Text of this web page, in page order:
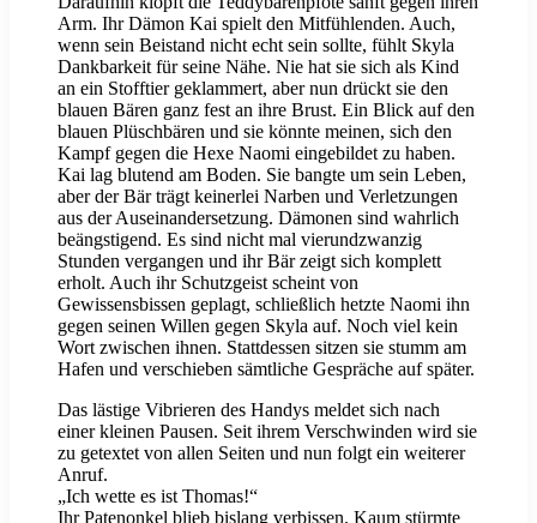
Arm. Ihr Dämon Kai spielt den Mitfühlenden. Auch,
wenn sein Beistand nicht echt sein sollte, fühlt Skyla
Dankbarkeit für seine Nähe. Nie hat sie sich als Kind
an ein Stofftier geklammert, aber nun drückt sie den
blauen Bären ganz fest an ihre Brust. Ein Blick auf den
blauen Plüschbären und sie könnte meinen, sich den
Kampf gegen die Hexe Naomi eingebildet zu haben.
Kai lag blutend am Boden. Sie bangte um sein Leben,
aber der Bär trägt keinerlei Narben und Verletzungen
aus der Auseinandersetzung. Dämonen sind wahrlich
beängstigend. Es sind nicht mal vierundzwanzig
Stunden vergangen und ihr Bär zeigt sich komplett
erholt. Auch ihr Schutzgeist scheint von
Gewissensbissen geplagt, schließlich hetzte Naomi ihn
gegen seinen Willen gegen Skyla auf. Noch viel kein
Wort zwischen ihnen. Stattdessen sitzen sie stumm am
Hafen und verschieben sämtliche Gespräche auf später.
Das lästige Vibrieren des Handys meldet sich nach
einer kleinen Pausen. Seit ihrem Verschwinden wird sie
zu getextet von allen Seiten und nun folgt ein weiterer
Anruf.
„Ich wette es ist Thomas!“
Ihr Patenonkel blieb bislang verbissen. Kaum stürmte